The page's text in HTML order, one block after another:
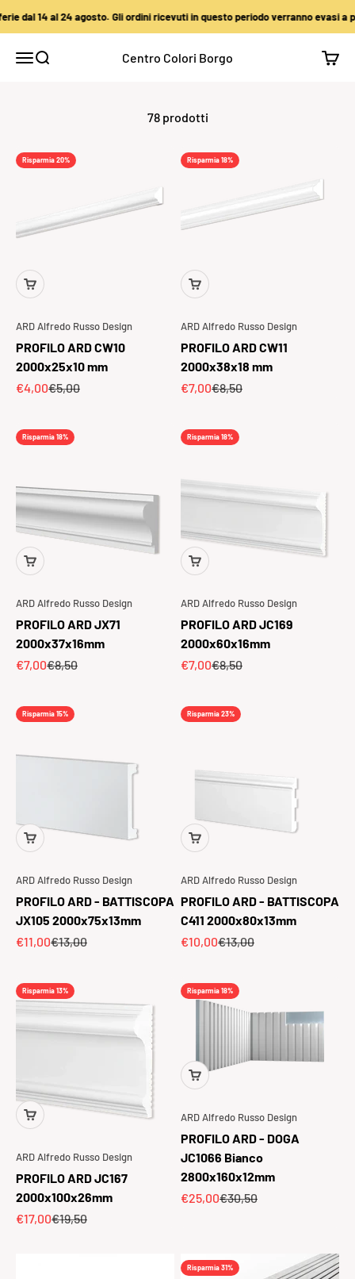
14 al 24 agosto. Gli ordini ricevuti in questo periodo verranno evasi a partire
Apri il menu di navigazione
Mostra il menu di ricercaCentro Colori Borgo
78 prodotti
Risparmia 20%
ARD Alfredo Russo Design
PROFILO ARD CW10
2000x25x10 mm
Prezzo scontato
€4,00Prezzo
€5,00
Risparmia 18%
ARD Alfredo Russo Design
PROFILO ARD CW11
2000x38x18 mm
Prezzo scontato
€7,00Prezzo
€8,50
Risparmia 18%
ARD Alfredo Russo Design
PROFILO ARD JX71
2000x37x16mm
Prezzo scontato
€7,00Prezzo
€8,50
Risparmia 18%
ARD Alfredo Russo Design
PROFILO ARD JC169
2000x60x16mm
Prezzo scontato
€7,00Prezzo
€8,50
Risparmia 15%
ARD Alfredo Russo Design
PROFILO ARD - BATTISCOPA
JX105 2000x75x13mm
Prezzo scontato
€11,00Prezzo
€13,00
Risparmia 23%
ARD Alfredo Russo Design
PROFILO ARD - BATTISCOPA
C411 2000x80x13mm
Prezzo scontato
€10,00Prezzo
€13,00
Risparmia 13%
ARD Alfredo Russo Design
PROFILO ARD JC167
2000x100x26mm
Prezzo scontato
€17,00Prezzo
€19,50
Risparmia 18%
ARD Alfredo Russo Design
PROFILO ARD - DOGA
JC1066 Bianco
2800x160x12mm
Prezzo scontato
€25,00Prezzo
€30,50
Risparmia 31%